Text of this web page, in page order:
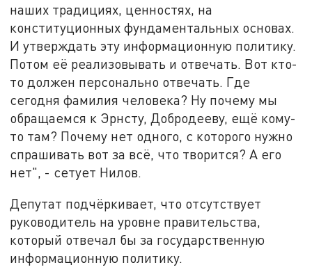
наших традициях, ценностях, на
конституционных фундаментальных основах.
И утверждать эту информационную политику.
Потом её реализовывать и отвечать. Вот кто-
то должен персонально отвечать. Где
сегодня фамилия человека? Ну почему мы
обращаемся к Эрнсту, Добродееву, ещё кому-
то там? Почему нет одного, с которого нужно
спрашивать вот за всё, что творится? А его
нет", - сетует Нилов.
Депутат подчёркивает, что отсутствует
руководитель на уровне правительства,
который отвечал бы за государственную
информационную политику.